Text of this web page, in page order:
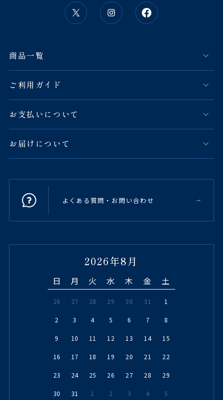
商品一覧
ご利用ガイド
お支払いについて
お届けについて
よくある質問・お問い合わせ
2026年8月
日 月 火 水 木 金 土
26 27 28 29 30 31 1
2 3 4 5 6 7 8
9 10 11 12 13 14 15
16 17 18 19 20 21 22
23 24 25 26 27 28 29
30 31 1 2 3 4 5